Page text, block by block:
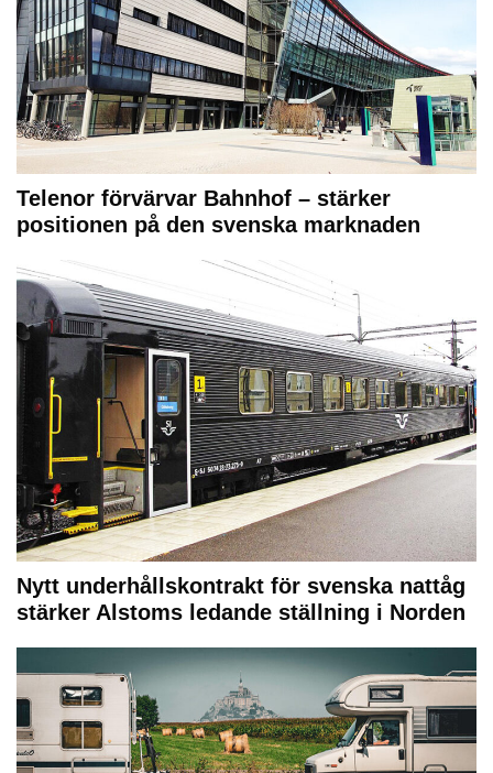
Telenor förvärvar Bahnhof – stärker
positionen på den svenska marknaden
Nytt underhållskontrakt för svenska nattåg
stärker Alstoms ledande ställning i Norden